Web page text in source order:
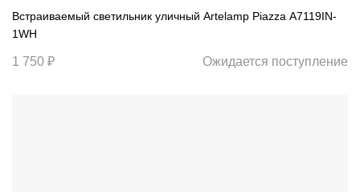
Встраиваемый светильник уличный Artelamp Piazza A7119IN-
1WH
1 750 ₽ Ожидается поступление